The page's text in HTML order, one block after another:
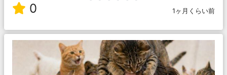
0 1ヶ月くらい前